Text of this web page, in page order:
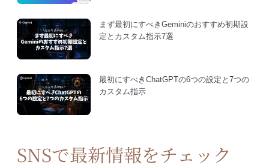
まず最初にすべきGeminiのおすすめ初期設
定とカスタム指示7選
最初にすべきChatGPTの6つの設定と7つの
カスタム指示
SNSで最新情報をチェック